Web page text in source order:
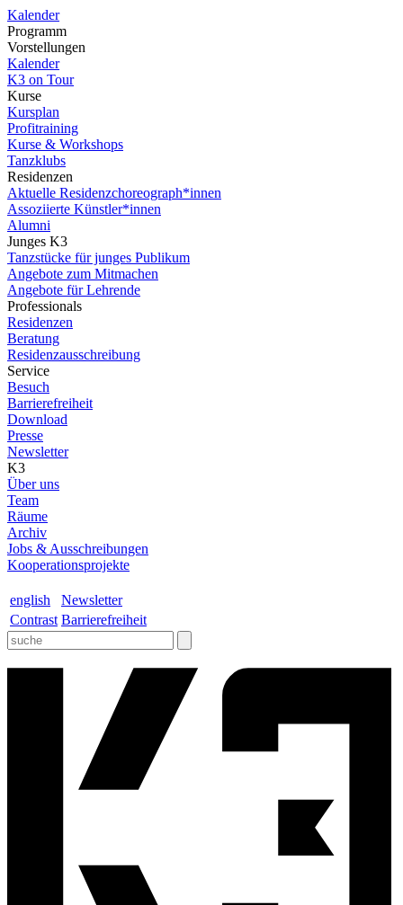
Kalender
Programm
Vorstellungen
Kalender
K3 on Tour
Kurse
Kursplan
Profitraining
Kurse & Workshops
Tanzklubs
Residenzen
Aktuelle Residenzchoreograph*innen
Assoziierte Künstler*innen
Alumni
Junges K3
Tanzstücke für junges Publikum
Angebote zum Mitmachen
Angebote für Lehrende
Professionals
Residenzen
Beratung
Residenzausschreibung
Service
Besuch
Barrierefreiheit
Download
Presse
Newsletter
K3
Über uns
Team
Räume
Archiv
Jobs & Ausschreibungen
Kooperationsprojekte
english
Newsletter
Contrast Barrierefreiheit